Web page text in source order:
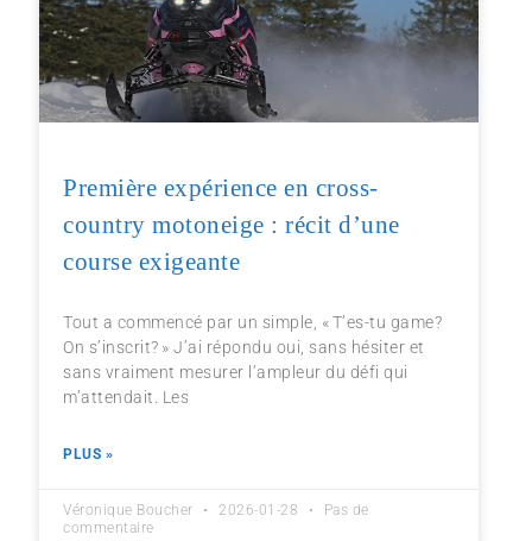
Première expérience en cross-
country motoneige : récit d’une
course exigeante
Tout a commencé par un simple, « T’es-tu game?
On s’inscrit? » J’ai répondu oui, sans hésiter et
sans vraiment mesurer l’ampleur du défi qui
m’attendait. Les
PLUS »
Véronique Boucher 2026-01-28
Pas de
commentaire